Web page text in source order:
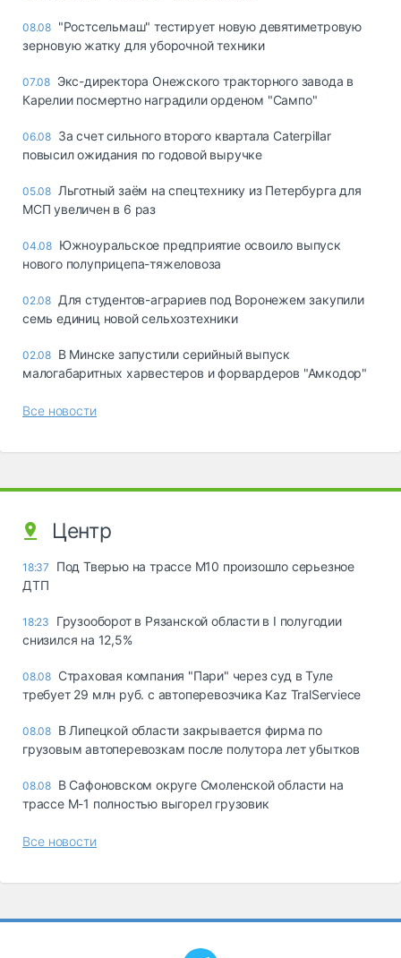
08.08 "Ростсельмаш" тестирует новую девятиметровую
зерновую жатку для уборочной техники
07.08 Экс-директора Онежского тракторного завода в
Карелии посмертно наградили орденом "Сампо"
06.08 За счет сильного второго квартала Caterpillar
повысил ожидания по годовой выручке
05.08 Льготный заём на спецтехнику из Петербурга для
МСП увеличен в 6 раз
04.08 Южноуральское предприятие освоило выпуск
нового полуприцепа-тяжеловоза
02.08 Для студентов-аграриев под Воронежем закупили
семь единиц новой сельхозтехники
02.08 В Минске запустили серийный выпуск
малогабаритных харвестеров и форвардеров "Амкодор"
Все новости
Центр
18:37
Под Тверью на трассе М10 произошло серьезное
ДТП
18:23
Грузооборот в Рязанской области в I полугодии
снизился на 12,5%
08.08 Страховая компания "Пари" через суд в Туле
требует 29 млн руб. с автоперевозчика Kaz TralServiece
08.08 В Липецкой области закрывается фирма по
грузовым автоперевозкам после полутора лет убытков
08.08 В Сафоновском округе Смоленской области на
трассе М-1 полностью выгорел грузовик
Все новости